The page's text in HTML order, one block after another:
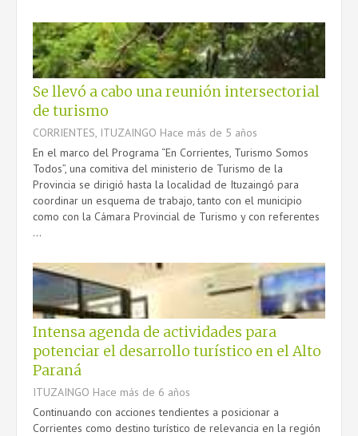
Se llevó a cabo una reunión intersectorial
de turismo
CORRIENTES, ITUZAINGO Hace más de 5 años
En el marco del Programa “En Corrientes, Turismo Somos
Todos”, una comitiva del ministerio de Turismo de la
Provincia se dirigió hasta la localidad de Ituzaingó para
coordinar un esquema de trabajo, tanto con el municipio
como con la Cámara Provincial de Turismo y con referentes
...
Intensa agenda de actividades para
potenciar el desarrollo turístico en el Alto
Paraná
ITUZAINGO Hace más de 6 años
Continuando con acciones tendientes a posicionar a
Corrientes como destino turístico de relevancia en la región